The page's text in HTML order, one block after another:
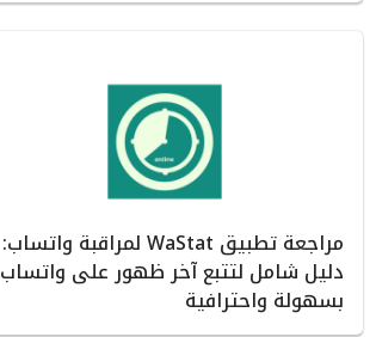
مراجعة تطبيق WaStat لمراقبة واتساب:
دليل شامل لتتبع آخر ظهور على واتساب
بسهولة واحترافية